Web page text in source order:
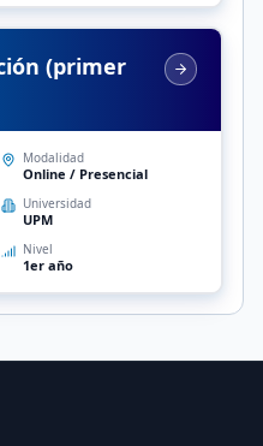
(primer
Modalidad
Online / Presencial
Universidad
UPM
Nivel
1er año